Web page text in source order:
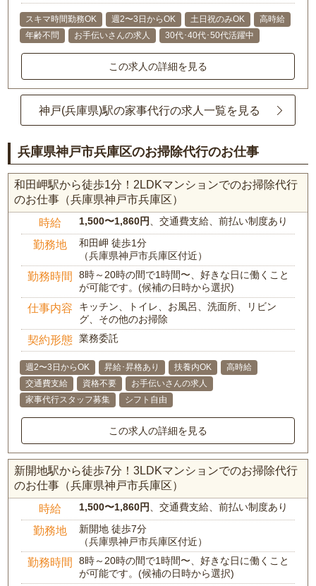
スキマ時間勤務OK 週2〜3日からOK 土日祝のみOK
高時給
年齢不問
お手伝いさんの求人 30代･40代･50代活躍中
この求人の詳細を見る
神戸(兵庫県)駅の家事代行の求人一覧を見る
兵庫県神戸市兵庫区のお掃除代行のお仕事
和田岬駅から徒歩1分！2LDKマンションでのお掃除代行
のお仕事（兵庫県神戸市兵庫区）
時給 1,500〜1,860円 、交通費支給、前払い制度あり
勤務地
和田岬 徒歩1分
（兵庫県神戸市兵庫区付近）
勤務時間
8時～20時の間で1時間〜、好きな日に働くこと
が可能です。(候補の日時から選択)
仕事内容
キッチン、トイレ、お風呂、洗面所、リビン
グ、その他のお掃除
契約形態 業務委託
週2〜3日からOK 昇給･昇格あり 扶養内OK
高時給
交通費支給
資格不要
お手伝いさんの求人
家事代行スタッフ募集
シフト自由
この求人の詳細を見る
新開地駅から徒歩7分！3LDKマンションでのお掃除代行
のお仕事（兵庫県神戸市兵庫区）
時給 1,500〜1,860円 、交通費支給、前払い制度あり
勤務地
新開地 徒歩7分
（兵庫県神戸市兵庫区付近）
勤務時間
8時～20時の間で1時間〜、好きな日に働くこと
が可能です。(候補の日時から選択)